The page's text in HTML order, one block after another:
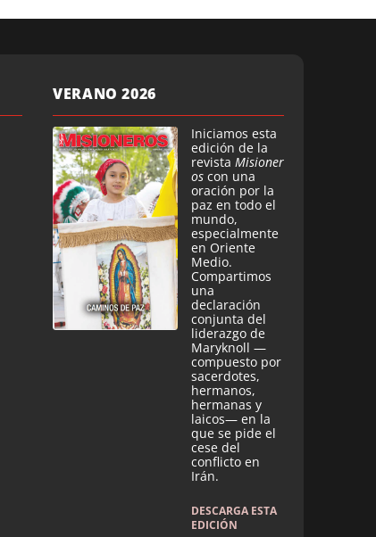
VERANO 2026
Iniciamos esta
edición de la
revista Misioner
os con una
oración por la
paz en todo el
mundo,
especialmente
en Oriente
Medio.
Compartimos
una
declaración
conjunta del
liderazgo de
Maryknoll —
compuesto por
sacerdotes,
hermanos,
hermanas y
laicos— en la
que se pide el
cese del
conflicto en
Irán.
DESCARGA ESTA
EDICIÓN